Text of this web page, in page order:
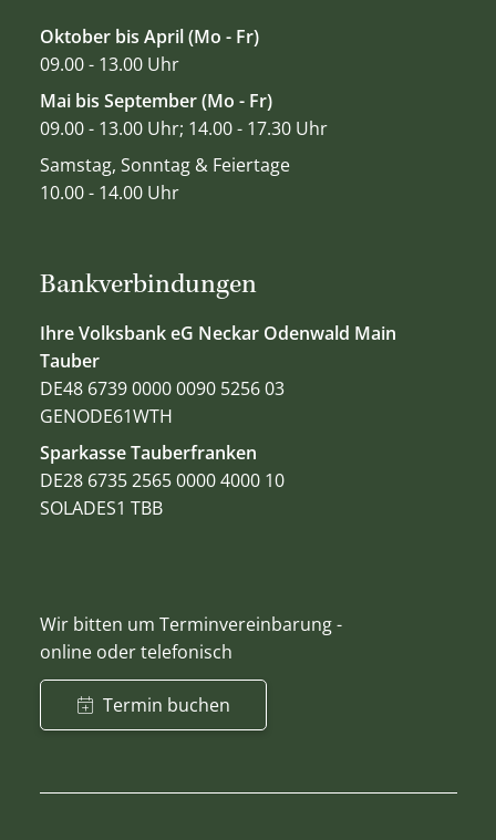
Bankverbindungen
Ihre Volksbank eG Neckar Odenwald Main
Tauber
DE48 6739 0000 0090 5256 03
GENODE61WTH
Sparkasse Tauberfranken
DE28 6735 2565 0000 4000 10
SOLADES1 TBB
Wir bitten um Terminvereinbarung -
online oder telefonisch
Termin buchen
Oktober bis April (Mo - Fr)
09.00 - 13.00 Uhr
Mai bis September (Mo - Fr)
09.00 - 13.00 Uhr; 14.00 - 17.30 Uhr
Samstag, Sonntag & Feiertage
10.00 - 14.00 Uhr